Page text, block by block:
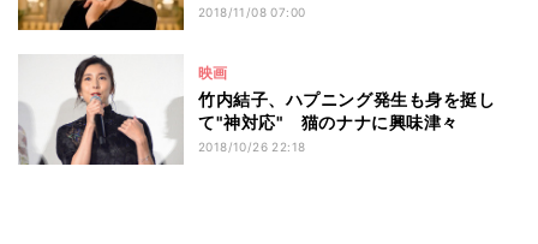
2018/11/08 07:00
映画
竹内結子、ハプニング発生も身を挺し
て"神対応" 猫のナナに興味津々
2018/10/26 22:18